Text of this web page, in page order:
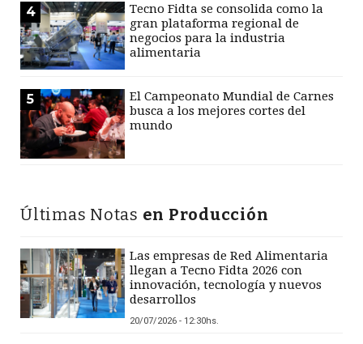
4
Tecno Fidta se consolida como la
gran plataforma regional de
negocios para la industria
alimentaria
5
El Campeonato Mundial de Carnes
busca a los mejores cortes del
mundo
Últimas Notas en Producción
Las empresas de Red Alimentaria
llegan a Tecno Fidta 2026 con
innovación, tecnología y nuevos
desarrollos
20/07/2026 - 12:30hs.